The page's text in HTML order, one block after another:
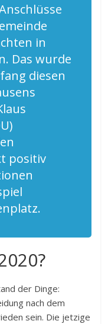
in
Das wurde
diesen
positiv
der Dinge:
nach dem
sein. Die jetzige